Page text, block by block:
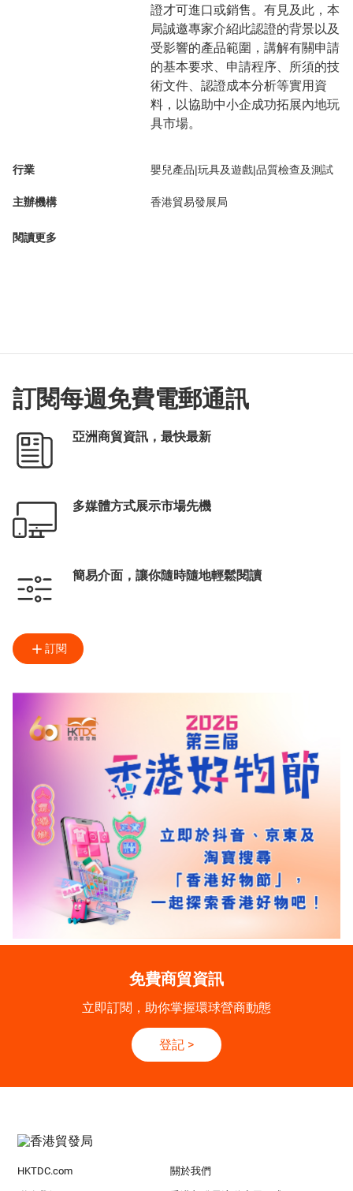
證才可進口或銷售。有見及此，本
局誠邀專家介紹此認證的背景以及
受影響的產品範圍，講解有關申請
的基本要求、申請程序、所須的技
術文件、認證成本分析等實用資
料，以協助中小企成功拓展內地玩
具市場。
行業 嬰兒產品|玩具及遊戲|品質檢查及測試
主辦機構 香港貿易發展局
閱讀更多
訂閱每週免費電郵通訊
亞洲商貿資訊，最快最新
多媒體方式展示市場先機
簡易介面，讓你隨時隨地輕鬆閱讀
訂閱
免費商貿資訊
立即訂閱，助你掌握環球營商動態
登記 >
HKTDC.com 關於我們